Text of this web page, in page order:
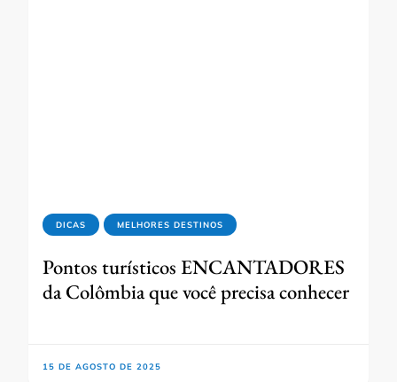
DICAS MELHORES DESTINOS
Pontos turísticos ENCANTADORES
da Colômbia que você precisa conhecer
15 DE AGOSTO DE 2025